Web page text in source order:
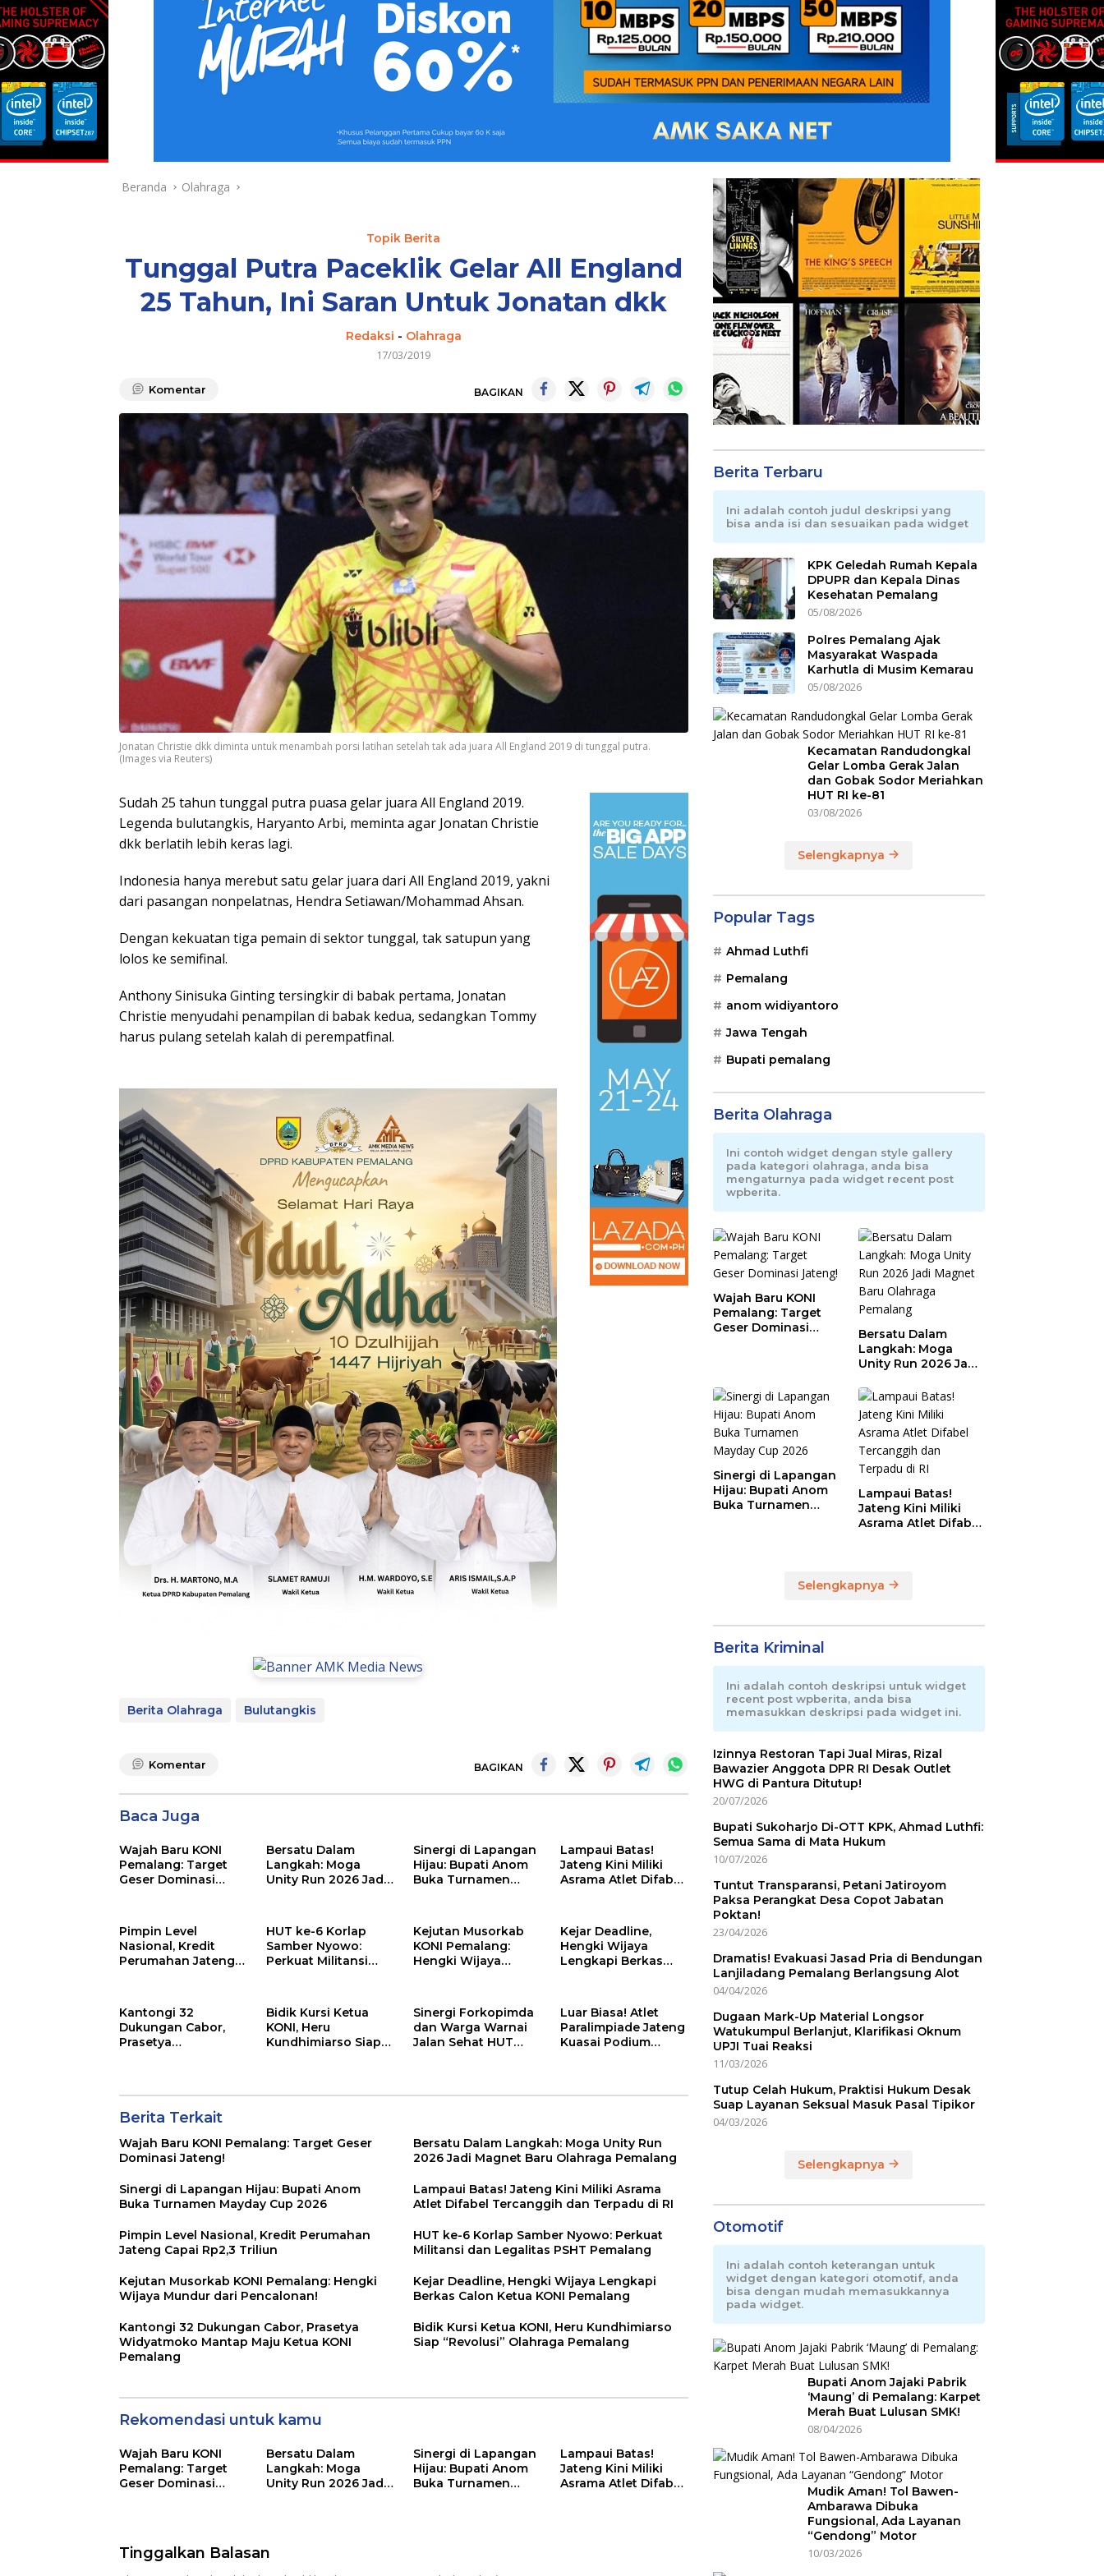
Beranda Olahraga
Topik Berita
Tunggal Putra Paceklik Gelar All England
25 Tahun, Ini Saran Untuk Jonatan dkk
Redaksi - Olahraga
17/03/2019
Komentar BAGIKAN
Jonatan Christie dkk diminta untuk menambah porsi latihan setelah tak ada juara All England 2019 di tunggal putra.
(Images via Reuters)
Sudah 25 tahun tunggal putra puasa gelar juara All England 2019.
Legenda bulutangkis, Haryanto Arbi, meminta agar Jonatan Christie
dkk berlatih lebih keras lagi.
Indonesia hanya merebut satu gelar juara dari All England 2019, yakni
dari pasangan nonpelatnas, Hendra Setiawan/Mohammad Ahsan.
Dengan kekuatan tiga pemain di sektor tunggal, tak satupun yang
lolos ke semifinal.
Anthony Sinisuka Ginting tersingkir di babak pertama, Jonatan
Christie menyudahi penampilan di babak kedua, sedangkan Tommy
harus pulang setelah kalah di perempatfinal.
Berita Olahraga Bulutangkis
Komentar BAGIKAN
Baca Juga
Wajah Baru KONI
Pemalang: Target
Geser Dominasi
Bersatu Dalam
Langkah: Moga
Unity Run 2026 Jadi
Sinergi di Lapangan
Hijau: Bupati Anom
Buka Turnamen
Lampaui Batas!
Jateng Kini Miliki
Asrama Atlet Difabel
Pimpin Level
Nasional, Kredit
Perumahan Jateng
HUT ke-6 Korlap
Samber Nyowo:
Perkuat Militansi
Kejutan Musorkab
KONI Pemalang:
Hengki Wijaya
Kejar Deadline,
Hengki Wijaya
Lengkapi Berkas
Kantongi 32
Dukungan Cabor,
Prasetya
Bidik Kursi Ketua
KONI, Heru
Kundhimiarso Siap
Sinergi Forkopimda
dan Warga Warnai
Jalan Sehat HUT
Luar Biasa! Atlet
Paralimpiade Jateng
Kuasai Podium
Berita Terkait
Wajah Baru KONI Pemalang: Target Geser
Dominasi Jateng!
Bersatu Dalam Langkah: Moga Unity Run
2026 Jadi Magnet Baru Olahraga Pemalang
Sinergi di Lapangan Hijau: Bupati Anom
Buka Turnamen Mayday Cup 2026
Lampaui Batas! Jateng Kini Miliki Asrama
Atlet Difabel Tercanggih dan Terpadu di RI
Pimpin Level Nasional, Kredit Perumahan
Jateng Capai Rp2,3 Triliun
HUT ke-6 Korlap Samber Nyowo: Perkuat
Militansi dan Legalitas PSHT Pemalang
Kejutan Musorkab KONI Pemalang: Hengki
Wijaya Mundur dari Pencalonan!
Kejar Deadline, Hengki Wijaya Lengkapi
Berkas Calon Ketua KONI Pemalang
Kantongi 32 Dukungan Cabor, Prasetya
Widyatmoko Mantap Maju Ketua KONI
Pemalang
Bidik Kursi Ketua KONI, Heru Kundhimiarso
Siap “Revolusi” Olahraga Pemalang
Rekomendasi untuk kamu
Wajah Baru KONI
Pemalang: Target
Geser Dominasi
Bersatu Dalam
Langkah: Moga
Unity Run 2026 Jadi
Sinergi di Lapangan
Hijau: Bupati Anom
Buka Turnamen
Lampaui Batas!
Jateng Kini Miliki
Asrama Atlet Difabel
Tinggalkan Balasan
Berita Terbaru
Ini adalah contoh judul deskripsi yang
bisa anda isi dan sesuaikan pada widget
KPK Geledah Rumah Kepala
DPUPR dan Kepala Dinas
Kesehatan Pemalang
05/08/2026
Polres Pemalang Ajak
Masyarakat Waspada
Karhutla di Musim Kemarau
05/08/2026
Kecamatan Randudongkal
Gelar Lomba Gerak Jalan
dan Gobak Sodor Meriahkan
HUT RI ke-81
03/08/2026
Selengkapnya
Popular Tags
Ahmad Luthfi
Pemalang
anom widiyantoro
Jawa Tengah
Bupati pemalang
Berita Olahraga
Ini contoh widget dengan style gallery
pada kategori olahraga, anda bisa
mengaturnya pada widget recent post
wpberita.
Wajah Baru KONI
Pemalang: Target
Geser Dominasi
Bersatu Dalam
Langkah: Moga
Unity Run 2026 Jadi
Olahraga Pemalang
Sinergi di Lapangan
Hijau: Bupati Anom
Buka Turnamen
Lampaui Batas!
Jateng Kini Miliki
Asrama Atlet Difabel
Selengkapnya
Berita Kriminal
Ini adalah contoh deskripsi untuk widget
recent post wpberita, anda bisa
memasukkan deskripsi pada widget ini.
Izinnya Restoran Tapi Jual Miras, Rizal
Bawazier Anggota DPR RI Desak Outlet
HWG di Pantura Ditutup!
20/07/2026
Bupati Sukoharjo Di-OTT KPK, Ahmad Luthfi:
Semua Sama di Mata Hukum
10/07/2026
Tuntut Transparansi, Petani Jatiroyom
Paksa Perangkat Desa Copot Jabatan
Poktan!
23/04/2026
Dramatis! Evakuasi Jasad Pria di Bendungan
Lanjiladang Pemalang Berlangsung Alot
04/04/2026
Dugaan Mark-Up Material Longsor
Watukumpul Berlanjut, Klarifikasi Oknum
UPJI Tuai Reaksi
11/03/2026
Tutup Celah Hukum, Praktisi Hukum Desak
Suap Layanan Seksual Masuk Pasal Tipikor
04/03/2026
Selengkapnya
Otomotif
Ini adalah contoh keterangan untuk
widget dengan kategori otomotif, anda
bisa dengan mudah memasukkannya
pada widget.
Bupati Anom Jajaki Pabrik
‘Maung’ di Pemalang: Karpet
Merah Buat Lulusan SMK!
08/04/2026
Mudik Aman! Tol Bawen-
Ambarawa Dibuka
Fungsional, Ada Layanan
“Gendong” Motor
10/03/2026